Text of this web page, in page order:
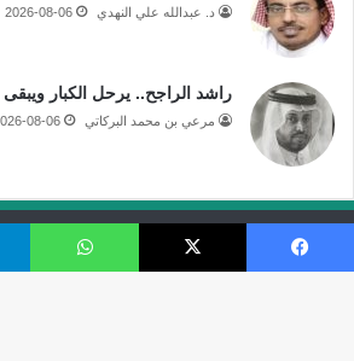
د. عبدالله علي النهدي 2026-08-06
راشد الراجح.. يرحل الكبار ويبقى
مرعي بن محمد البركاتي 08-06
جميع الحقوق محفوظة لموقع صحيفة مكة
فيسبوك ‫X واتساب